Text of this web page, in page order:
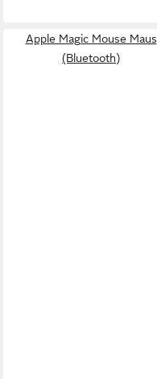
Apple Magic Mouse Maus
(Bluetooth)